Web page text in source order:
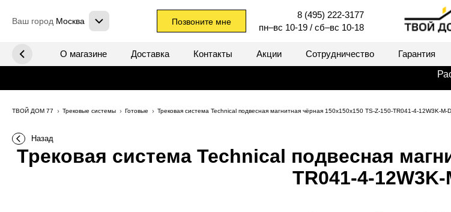
Ваш город Москва Позвоните мне
8 (495) 222-3177
пн–вс 10-19 / сб–вс 10-18
систем О магазине Доставка Контакты Акции Сотрудничество Гарантия
ТВОЙ ДОМ 77 Трековые системы Готовые Трековая система Technical подвесная магнитная чёрная 150x150x150 TS-Z-150-TR041-4-12W3K-M-
Назад
Трековая система Technical подвесная
TR041-4-12W3K-